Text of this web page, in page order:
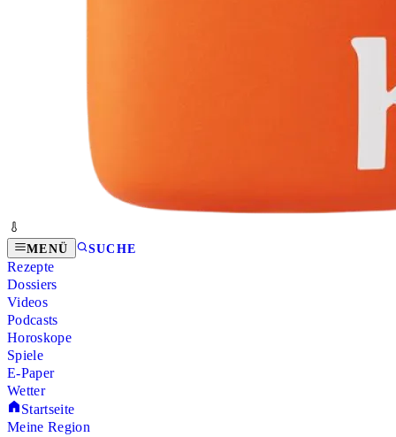
MENÜ SUCHE
Rezepte
Dossiers
Videos
Podcasts
Horoskope
Spiele
E-Paper
Wetter
Startseite
Meine Region